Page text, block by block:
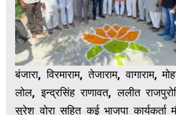
बंजारा, विरमाराम, तेजाराम, वागाराम,
लोल, इन्द्रसिंह राणावत, ललीत
सुरेश वोरा सहित कई भाजपा